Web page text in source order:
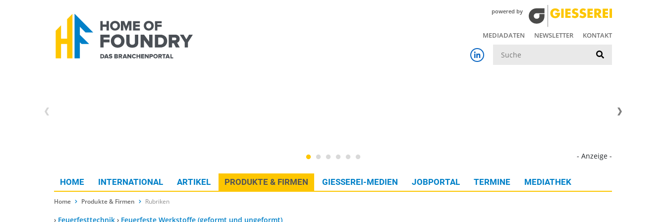
powered by
MEDIADATEN NEWSLETTER KONTAKT
- Anzeige -
HOME INTERNATIONAL ARTIKEL PRODUKTE & FIRMEN GIESSEREI-MEDIEN JOBPORTAL TERMINE MEDIATHEK
Home Produkte & Firmen Rubriken
› Feuerfesttechnik › Feuerfeste Werkstoffe (geformt und ungeformt)